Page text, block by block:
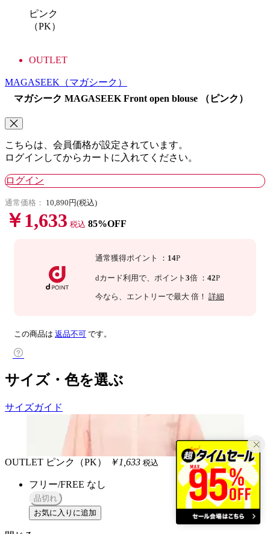
ピンク
（PK）
OUTLET
MAGASEEK （マガシーク）
マガシーク MAGASEEK Front open blouse （ピンク）
こちらは、会員価格が設定されています。
ログインしてからカートに入れてください。
ログイン
通常価格： 10,890円(税込)
￥1,633 税込 85%OFF
通常獲得ポイント ： 14P
dカード利用で、 ポイント 3倍 ： 42P
今なら 、エントリーで最大 倍！ 詳細
この商品は 返品不可 です。
サイズ・色を選ぶ
サイズガイド
OUTLET ピンク（PK） ￥1,633 税込
フリー/FREE なし
品切れ
お気に入りに追加